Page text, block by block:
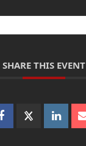
SHARE THIS EVENT